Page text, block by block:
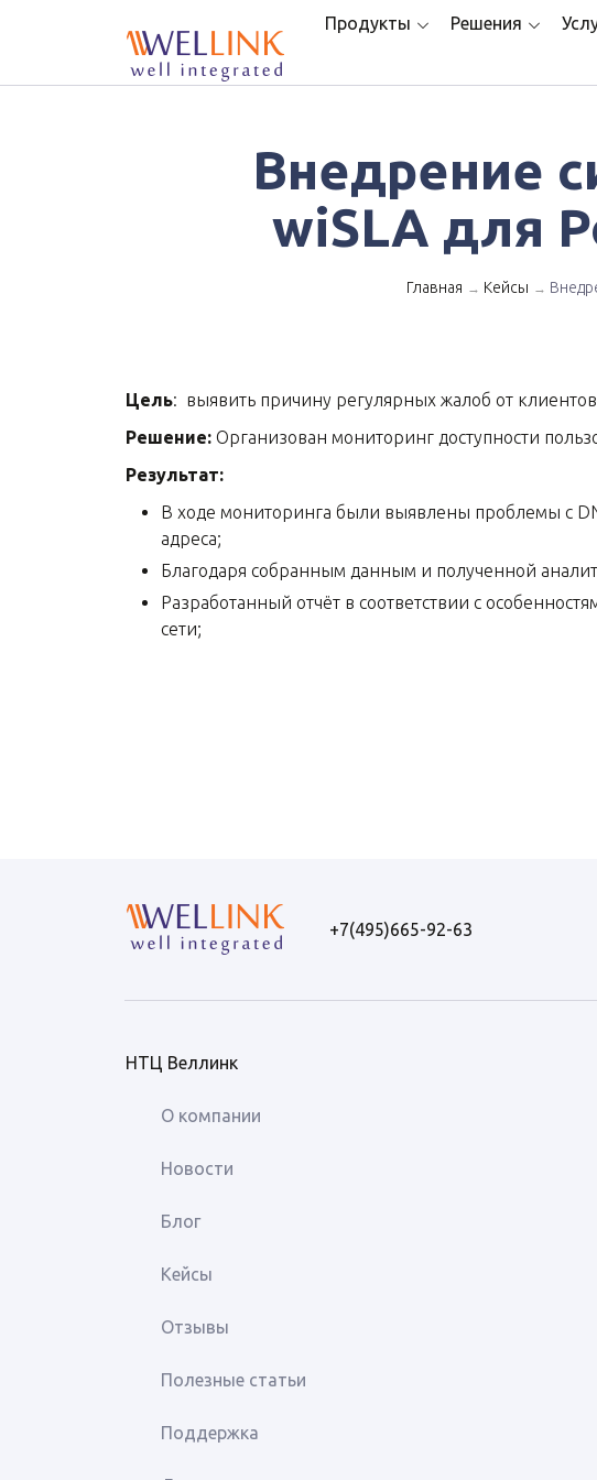
Продукты Решения
Внедрение
wiSLA для
Главная → Кейсы →
Цель: выявить причину регулярных жалоб от
Решение: Организован мониторинг доступности
Результат:
В ходе мониторинга были выявлены проблемы с
адреса;
Благодаря собранным данным и полученной
Разработанный отчёт в соответствии с
сети;
+7(495)665-92-63
НТЦ Веллинк
О компании
Новости
Блог
Кейсы
Отзывы
Полезные статьи
Поддержка